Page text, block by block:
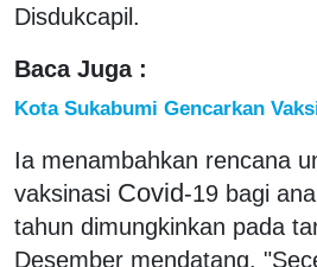
Disdukcapil.
Baca Juga :
Kota Sukabumi Gencarkan
Ia menambahkan rencana
vaksinasi Covid-19 bagi
tahun dimungkinkan pada
Desember mendatang.